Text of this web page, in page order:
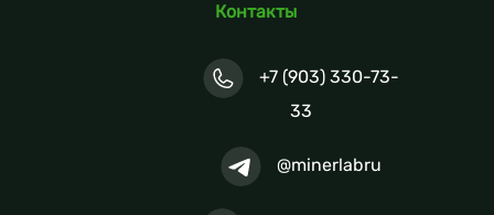
Контакты
+7 (903) 330-73-
33
@minerlabru